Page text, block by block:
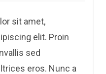
sit amet,
elit. Proin
sed
eros. Nunc a